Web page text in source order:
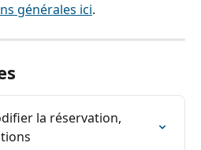
générales ici.
la réservation,